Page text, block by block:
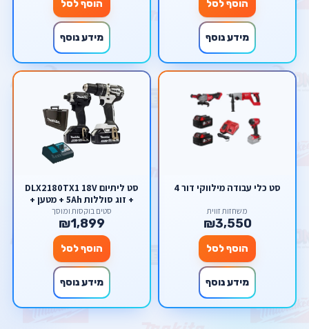
הוסף לסל
מידע נוסף
הוסף לסל
מידע נוסף
סט כלי עבודה מילווקי דור 4
משחזות זווית
₪3,550
הוסף לסל
מידע נוסף
סט ליתיום DLX2180TX1 18V
+ זוג סוללות 5Ah + מטען +
מזוודה Makita מקיטה
סטים בוקסות ומוסך
₪1,899
הוסף לסל
מידע נוסף